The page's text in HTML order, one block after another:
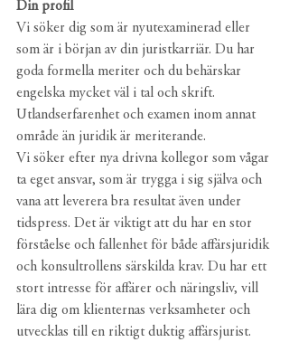
Din profil
Vi söker dig som är nyutexaminerad eller
som är i början av din juristkarriär. Du har
goda formella meriter och du behärskar
engelska mycket väl i tal och skrift.
Utlandserfarenhet och examen inom annat
område än juridik är meriterande.
Vi söker efter nya drivna kollegor som vågar
ta eget ansvar, som är trygga i sig själva och
vana att leverera bra resultat även under
tidspress. Det är viktigt att du har en stor
förståelse och fallenhet för både affärsjuridik
och konsultrollens särskilda krav. Du har ett
stort intresse för affärer och näringsliv, vill
lära dig om klienternas verksamheter och
utvecklas till en riktigt duktig affärsjurist.